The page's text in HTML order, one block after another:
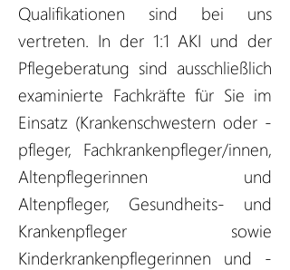
Qualifikationen sind bei uns
vertreten. In der 1:1 AKI und der
Pflegeberatung sind ausschließlich
examinierte Fachkräfte für Sie im
Einsatz (Krankenschwestern oder -
pfleger, Fachkrankenpfleger/innen,
Altenpflegerinnen und
Altenpfleger, Gesundheits- und
Krankenpfleger sowie
Kinderkrankenpflegerinnen und -